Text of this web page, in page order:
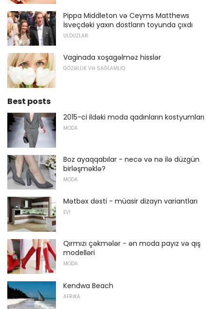
Pippa Middleton və Ceyms Matthews
İsveçdəki yaxın dostların toyunda çıxdı
ULDUZLAR
Vaginada xoşagəlməz hisslər
GÖZƏLLIK VƏ SAĞLAMLIQ
Best posts
2015-ci ildəki moda qadınların kostyumları
MODA
Boz ayaqqabılar - necə və nə ilə düzgün
birləşməklə?
MODA
Mətbəx dəsti - müasir dizayn variantları
EVI
Qırmızı çəkmələr - ən moda payız və qış
modelləri
MODA
Kendwa Beach
AFRIKA